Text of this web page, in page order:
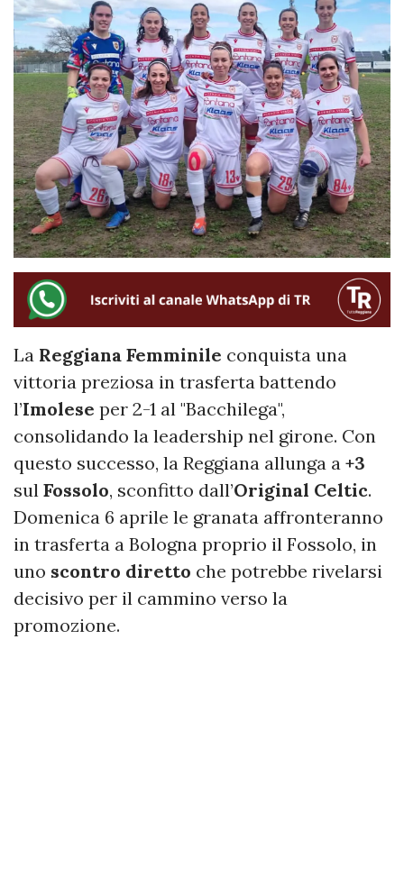
La Reggiana Femminile conquista una
vittoria preziosa in trasferta battendo
l’Imolese per 2-1 al "Bacchilega",
consolidando la leadership nel girone. Con
questo successo, la Reggiana allunga a +3
sul Fossolo, sconfitto dall’Original Celtic.
Domenica 6 aprile le granata affronteranno
in trasferta a Bologna proprio il Fossolo, in
uno scontro diretto che potrebbe rivelarsi
decisivo per il cammino verso la
promozione.